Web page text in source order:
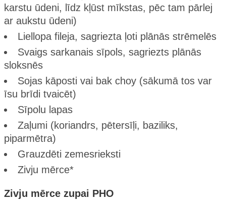
karstu ūdeni, līdz kļūst mīkstas, pēc tam pārlej
ar aukstu ūdeni)
Liellopa fileja, sagriezta ļoti plānās strēmelēs
Svaigs sarkanais sīpols, sagriezts plānās
sloksnēs
Sojas kāposti vai bak choy (sākumā tos var
īsu brīdi tvaicēt)
Sīpolu lapas
Zaļumi (koriandrs, pētersīļi, baziliks,
piparmētra)
Grauzdēti zemesrieksti
Zivju mērce*
Zivju mērce zupai PHO